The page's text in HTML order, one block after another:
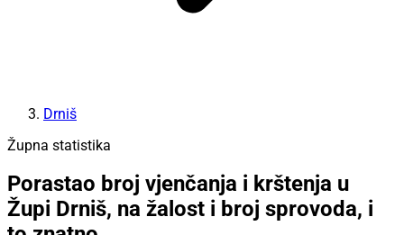
Drniš
Župna statistika
Porastao broj vjenčanja i krštenja u
Župi Drniš, na žalost i broj sprovoda, i